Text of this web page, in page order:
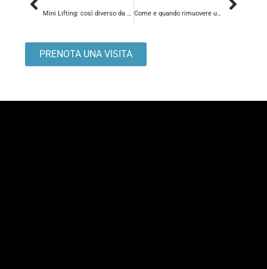
Mini Lifting: così diverso da un Lifting tradizionale? Come e quando rimuovere un neo o più nei
PRENOTA UNA VISITA